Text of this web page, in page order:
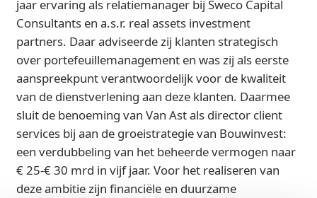
jaar ervaring als relatiemanager bij Sweco Capital
Consultants en a.s.r. real assets investment
partners. Daar adviseerde zij klanten strategisch
over portefeuillemanagement en was zij als eerste
aanspreekpunt verantwoordelijk voor de kwaliteit
van de dienstverlening aan deze klanten. Daarmee
sluit de benoeming van Van Ast als director client
services bij aan de groeistrategie van Bouwinvest:
een verdubbeling van het beheerde vermogen naar
€ 25-€ 30 mrd in vijf jaar. Voor het realiseren van
deze ambitie zijn financiële en duurzame